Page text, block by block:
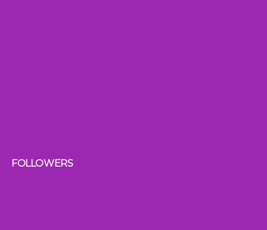
FOLLOWERS